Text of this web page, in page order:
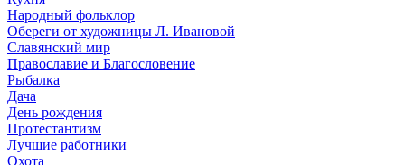
Народный фольклор
Обереги от художницы Л. Ивановой
Славянский мир
Православие и Благословение
Рыбалка
Дача
День рождения
Протестантизм
Лучшие работники
Охота